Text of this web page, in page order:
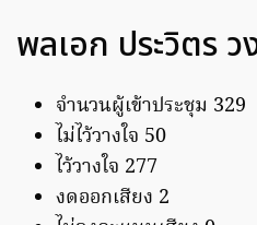
พลเอก ประวิตร
จำนวนผู้เข้าประชุม 329
ไม่ไว้วางใจ 50
ไว้วางใจ 277
งดออกเสียง 2